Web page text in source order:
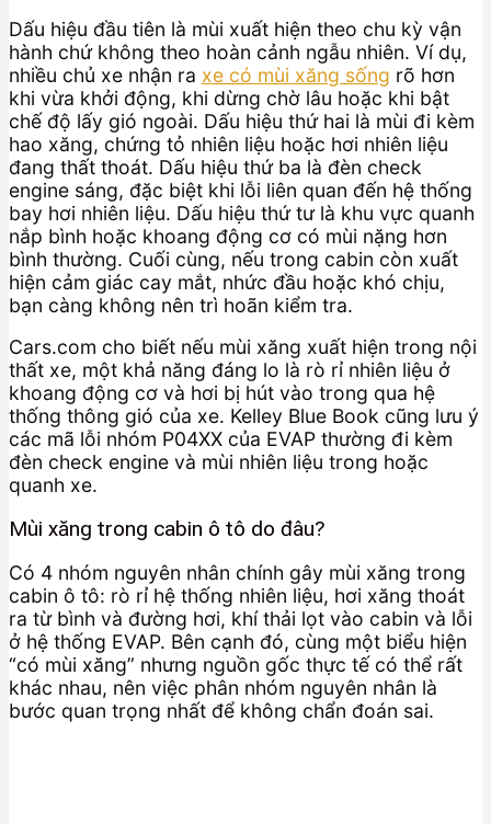
Dấu hiệu đầu tiên là mùi xuất hiện theo chu kỳ vận
hành chứ không theo hoàn cảnh ngẫu nhiên. Ví dụ,
nhiều chủ xe nhận ra xe có mùi xăng sống rõ hơn
khi vừa khởi động, khi dừng chờ lâu hoặc khi bật
chế độ lấy gió ngoài. Dấu hiệu thứ hai là mùi đi kèm
hao xăng, chứng tỏ nhiên liệu hoặc hơi nhiên liệu
đang thất thoát. Dấu hiệu thứ ba là đèn check
engine sáng, đặc biệt khi lỗi liên quan đến hệ thống
bay hơi nhiên liệu. Dấu hiệu thứ tư là khu vực quanh
nắp bình hoặc khoang động cơ có mùi nặng hơn
bình thường. Cuối cùng, nếu trong cabin còn xuất
hiện cảm giác cay mắt, nhức đầu hoặc khó chịu,
bạn càng không nên trì hoãn kiểm tra.
Cars.com cho biết nếu mùi xăng xuất hiện trong nội
thất xe, một khả năng đáng lo là rò rỉ nhiên liệu ở
khoang động cơ và hơi bị hút vào trong qua hệ
thống thông gió của xe. Kelley Blue Book cũng lưu ý
các mã lỗi nhóm P04XX của EVAP thường đi kèm
đèn check engine và mùi nhiên liệu trong hoặc
quanh xe.
Mùi xăng trong cabin ô tô do đâu?
Có 4 nhóm nguyên nhân chính gây mùi xăng trong
cabin ô tô: rò rỉ hệ thống nhiên liệu, hơi xăng thoát
ra từ bình và đường hơi, khí thải lọt vào cabin và lỗi
ở hệ thống EVAP. Bên cạnh đó, cùng một biểu hiện
“có mùi xăng” nhưng nguồn gốc thực tế có thể rất
khác nhau, nên việc phân nhóm nguyên nhân là
bước quan trọng nhất để không chẩn đoán sai.